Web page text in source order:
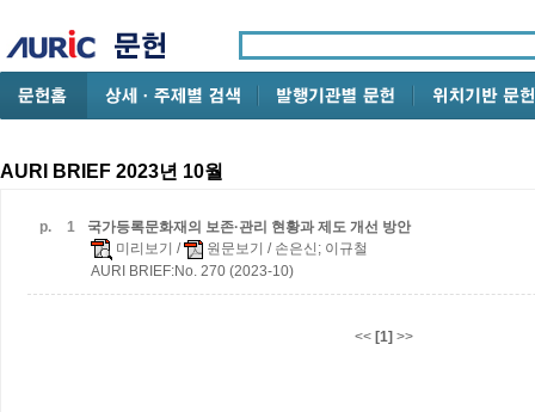
AURI BRIEF 2023년 10월
p. 1
국가등록문화재의 보존·관리 현황과 제도 개선 방안
미리보기 / 원문보기 / 손은신; 이규철
AURI BRIEF:No. 270 (2023-10)
<< [1] >>